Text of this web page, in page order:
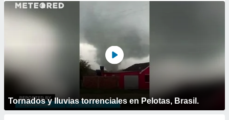
Tornados y lluvias torrenciales en Pelotas, Brasil.